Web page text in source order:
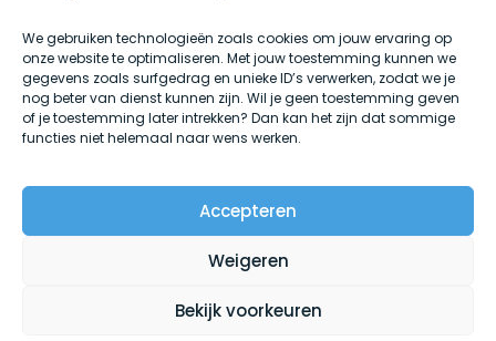
We gebruiken technologieën zoals cookies om jouw ervaring op
onze website te optimaliseren. Met jouw toestemming kunnen we
gegevens zoals surfgedrag en unieke ID’s verwerken, zodat we je
nog beter van dienst kunnen zijn. Wil je geen toestemming geven
of je toestemming later intrekken? Dan kan het zijn dat sommige
functies niet helemaal naar wens werken.
Accepteren
Weigeren
Bekijk voorkeuren
Algemene voorwaarden